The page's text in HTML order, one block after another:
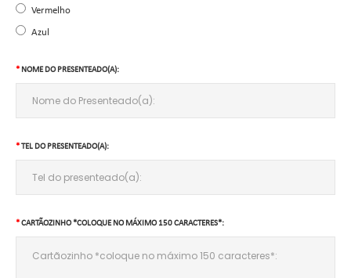
Vermelho
Azul
NOME DO PRESENTEADO(A):
TEL DO PRESENTEADO(A):
CARTÃOZINHO *COLOQUE NO MÁXIMO 150 CARACTERES*: